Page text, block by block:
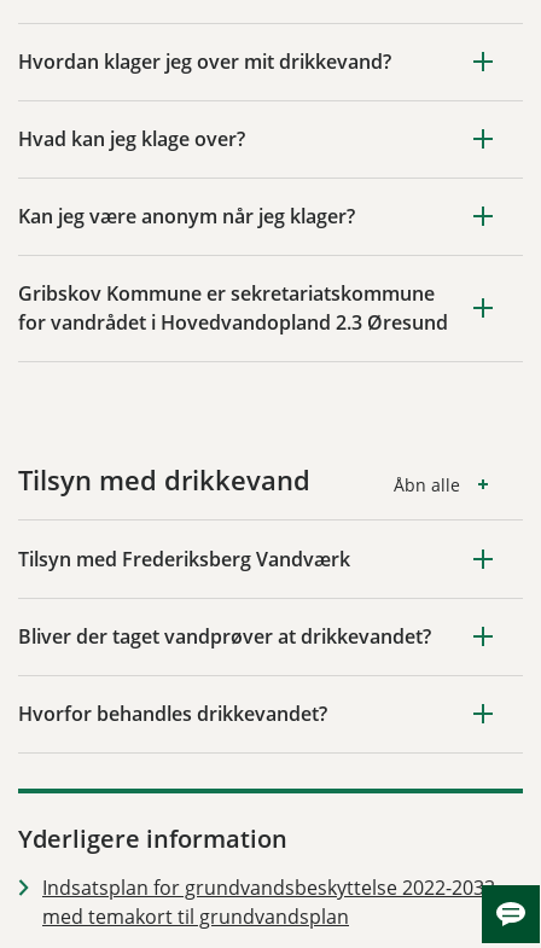
Hvordan klager jeg over mit drikkevand?
Hvad kan jeg klage over?
Kan jeg være anonym når jeg klager?
Gribskov Kommune er sekretariatskommune
for vandrådet i Hovedvandopland 2.3 Øresund
Tilsyn med drikkevand Åbn alle
Tilsyn med Frederiksberg Vandværk
Bliver der taget vandprøver at drikkevandet?
Hvorfor behandles drikkevandet?
Yderligere information
Indsatsplan for grundvandsbeskyttelse 2022-2033
med temakort til grundvandsplan